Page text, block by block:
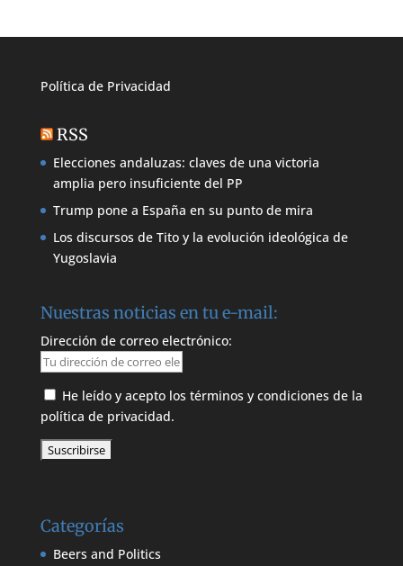
Política de Privacidad
RSS
Elecciones andaluzas: claves de una victoria
amplia pero insuficiente del PP
Trump pone a España en su punto de mira
Los discursos de Tito y la evolución ideológica de
Yugoslavia
Nuestras noticias en tu e-mail:
Dirección de correo electrónico:
He leído y acepto los términos y condiciones de la
política de privacidad.
Categorías
Beers and Politics